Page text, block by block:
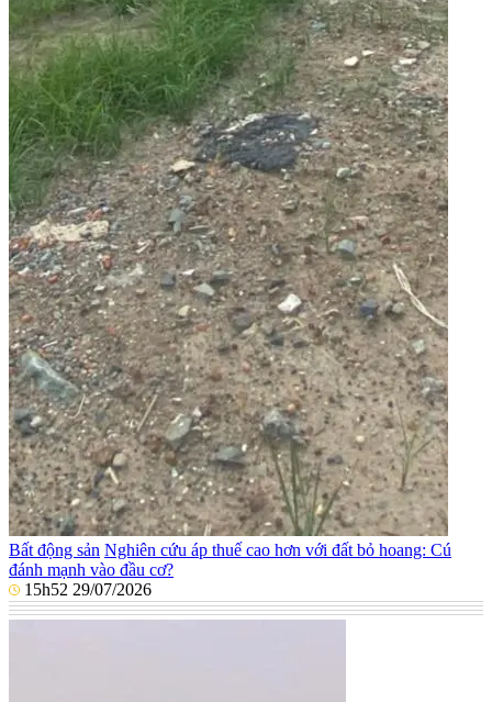
Bất động sản Nghiên cứu áp thuế cao hơn với đất bỏ hoang: Cú
đánh mạnh vào đầu cơ?
15h52 29/07/2026